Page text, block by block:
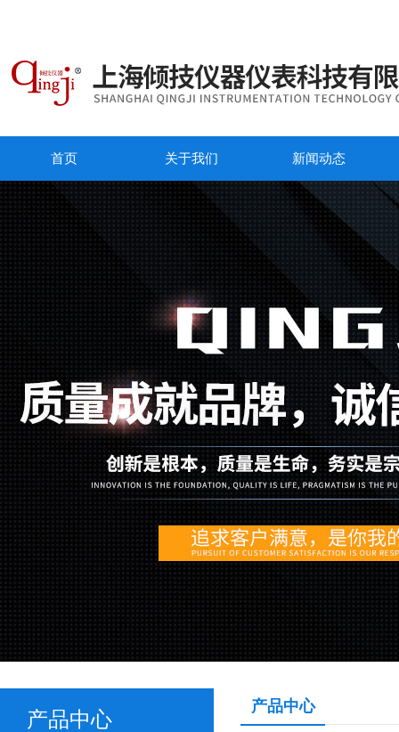
首页 关于我们 新闻动态
产品中心
产品中心